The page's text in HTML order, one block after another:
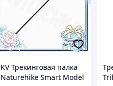
KV Трекинговая палка
Naturehike Smart Model